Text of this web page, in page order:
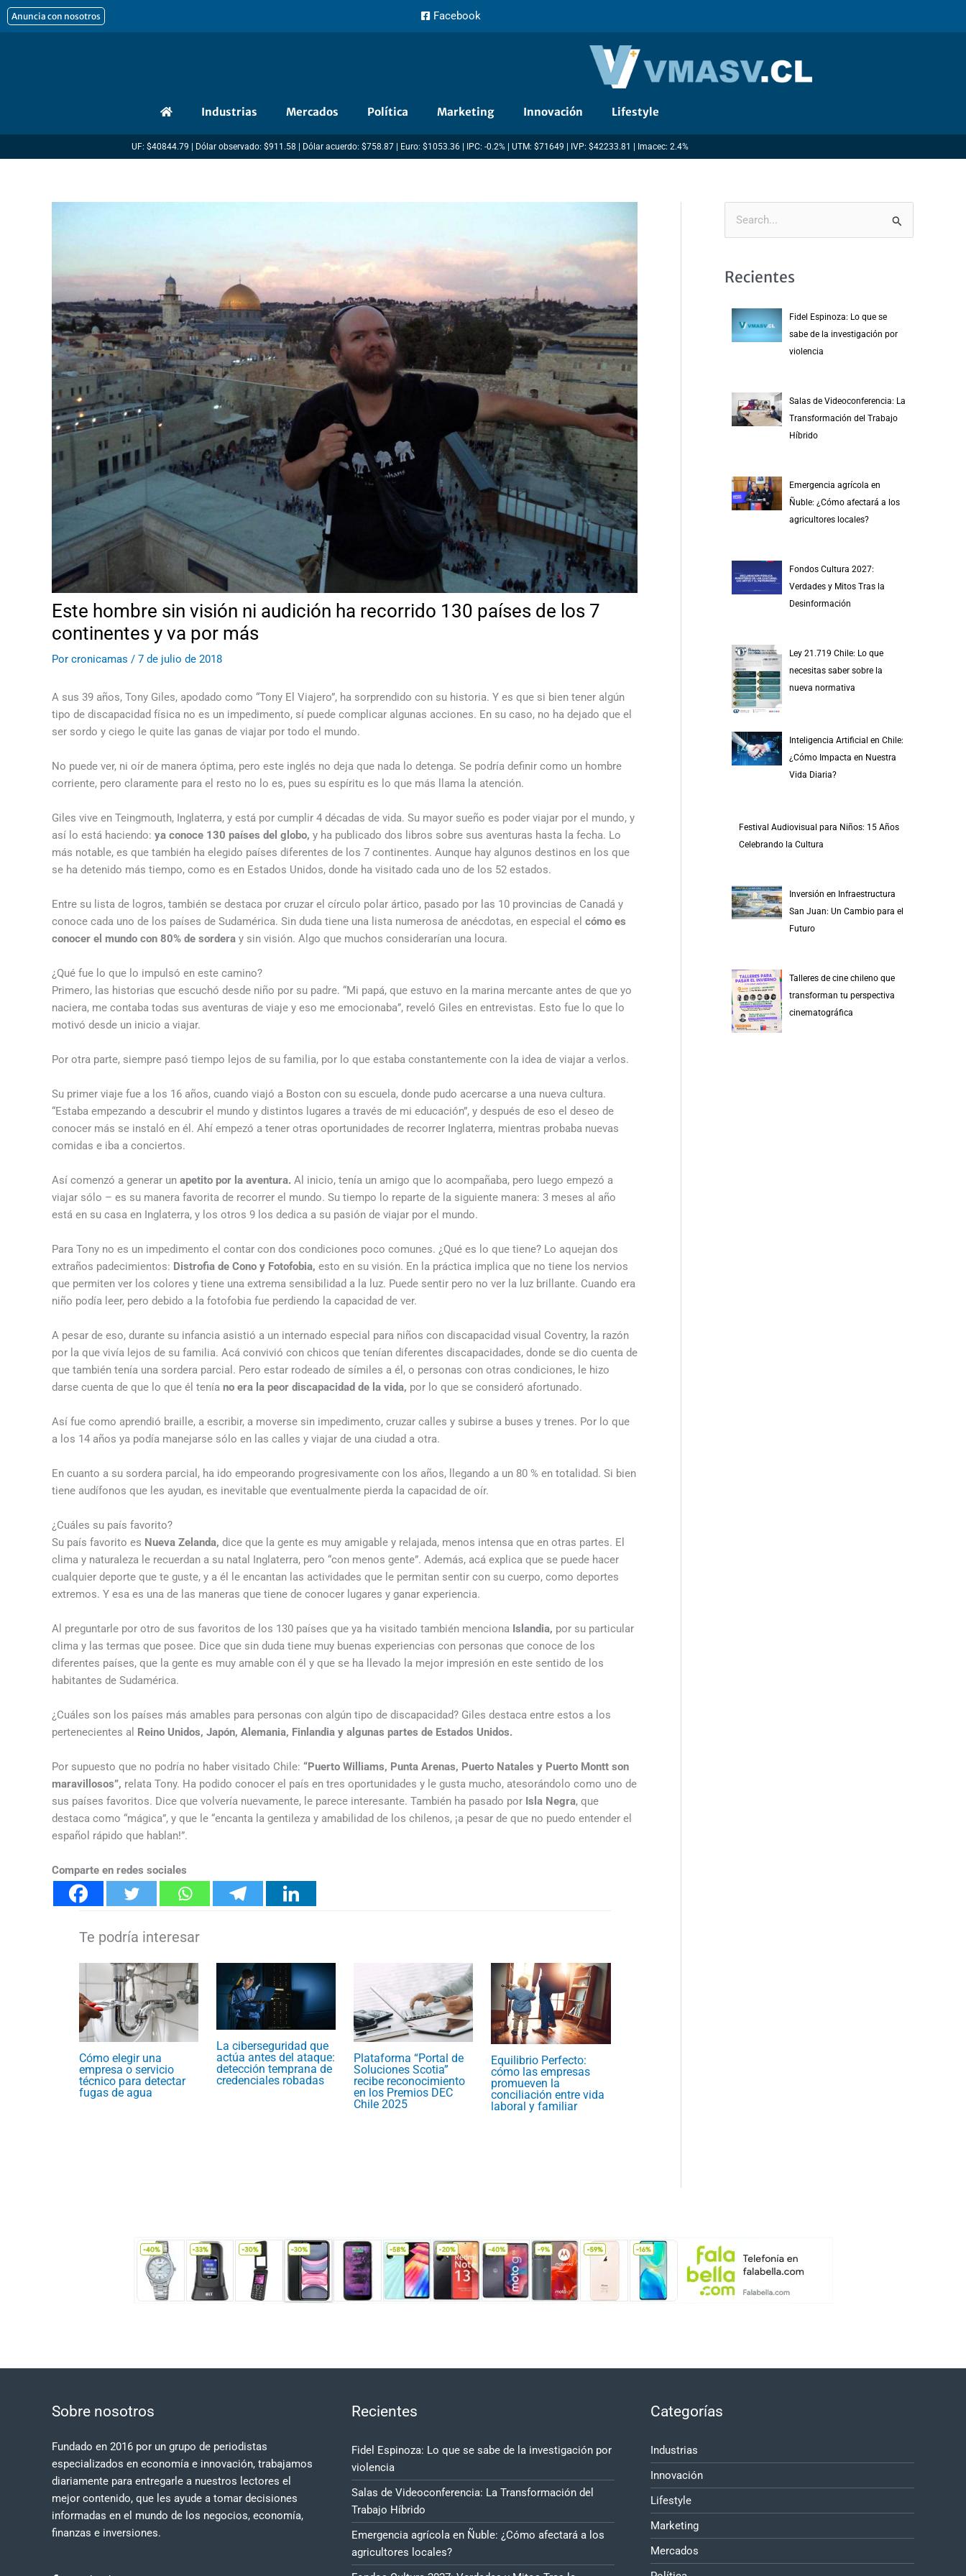
al
Anuncia con nosotros Facebook
Industrias Mercados Política Marketing Innovación Lifestyle
UF: $40844.79 | Dólar observado: $911.58 | Dólar acuerdo: $758.87 | Euro: $1053.36 | IPC: -0.2% | UTM: $71649 | IVP: $42233.81 | Imacec: 2.4%
Este hombre sin visión ni audición ha recorrido 130 países de los 7
continentes y va por más
Por cronicamas / 7 de julio de 2018
A sus 39 años, Tony Giles, apodado como “Tony El Viajero”, ha sorprendido con su historia. Y es que si bien tener algún
tipo de discapacidad física no es un impedimento, sí puede complicar algunas acciones. En su caso, no ha dejado que el
ser sordo y ciego le quite las ganas de viajar por todo el mundo.
No puede ver, ni oír de manera óptima, pero este inglés no deja que nada lo detenga. Se podría definir como un hombre
corriente, pero claramente para el resto no lo es, pues su espíritu es lo que más llama la atención.
Giles vive en Teingmouth, Inglaterra, y está por cumplir 4 décadas de vida. Su mayor sueño es poder viajar por el mundo, y
así lo está haciendo: ya conoce 130 países del globo, y ha publicado dos libros sobre sus aventuras hasta la fecha. Lo
más notable, es que también ha elegido países diferentes de los 7 continentes. Aunque hay algunos destinos en los que
se ha detenido más tiempo, como es en Estados Unidos, donde ha visitado cada uno de los 52 estados.
Entre su lista de logros, también se destaca por cruzar el círculo polar ártico, pasado por las 10 provincias de Canadá y
conoce cada uno de los países de Sudamérica. Sin duda tiene una lista numerosa de anécdotas, en especial el cómo es
conocer el mundo con 80% de sordera y sin visión. Algo que muchos considerarían una locura.
¿Qué fue lo que lo impulsó en este camino?
Primero, las historias que escuchó desde niño por su padre. “Mi papá, que estuvo en la marina mercante antes de que yo
naciera, me contaba todas sus aventuras de viaje y eso me emocionaba”, reveló Giles en entrevistas. Esto fue lo que lo
motivó desde un inicio a viajar.
Por otra parte, siempre pasó tiempo lejos de su familia, por lo que estaba constantemente con la idea de viajar a verlos.
Su primer viaje fue a los 16 años, cuando viajó a Boston con su escuela, donde pudo acercarse a una nueva cultura.
“Estaba empezando a descubrir el mundo y distintos lugares a través de mi educación”, y después de eso el deseo de
conocer más se instaló en él. Ahí empezó a tener otras oportunidades de recorrer Inglaterra, mientras probaba nuevas
comidas e iba a conciertos.
Así comenzó a generar un apetito por la aventura. Al inicio, tenía un amigo que lo acompañaba, pero luego empezó a
viajar sólo – es su manera favorita de recorrer el mundo. Su tiempo lo reparte de la siguiente manera: 3 meses al año
está en su casa en Inglaterra, y los otros 9 los dedica a su pasión de viajar por el mundo.
Para Tony no es un impedimento el contar con dos condiciones poco comunes. ¿Qué es lo que tiene? Lo aquejan dos
extraños padecimientos: Distrofia de Cono y Fotofobia, esto en su visión. En la práctica implica que no tiene los nervios
que permiten ver los colores y tiene una extrema sensibilidad a la luz. Puede sentir pero no ver la luz brillante. Cuando era
niño podía leer, pero debido a la fotofobia fue perdiendo la capacidad de ver.
A pesar de eso, durante su infancia asistió a un internado especial para niños con discapacidad visual Coventry, la razón
por la que vivía lejos de su familia. Acá convivió con chicos que tenían diferentes discapacidades, donde se dio cuenta de
que también tenía una sordera parcial. Pero estar rodeado de símiles a él, o personas con otras condiciones, le hizo
darse cuenta de que lo que él tenía no era la peor discapacidad de la vida, por lo que se consideró afortunado.
Así fue como aprendió braille, a escribir, a moverse sin impedimento, cruzar calles y subirse a buses y trenes. Por lo que
a los 14 años ya podía manejarse sólo en las calles y viajar de una ciudad a otra.
En cuanto a su sordera parcial, ha ido empeorando progresivamente con los años, llegando a un 80 % en totalidad. Si bien
tiene audífonos que les ayudan, es inevitable que eventualmente pierda la capacidad de oír.
¿Cuáles su país favorito?
Su país favorito es Nueva Zelanda, dice que la gente es muy amigable y relajada, menos intensa que en otras partes. El
clima y naturaleza le recuerdan a su natal Inglaterra, pero “con menos gente”. Además, acá explica que se puede hacer
cualquier deporte que te guste, y a él le encantan las actividades que le permitan sentir con su cuerpo, como deportes
extremos. Y esa es una de las maneras que tiene de conocer lugares y ganar experiencia.
Al preguntarle por otro de sus favoritos de los 130 países que ya ha visitado también menciona Islandia, por su particular
clima y las termas que posee. Dice que sin duda tiene muy buenas experiencias con personas que conoce de los
diferentes países, que la gente es muy amable con él y que se ha llevado la mejor impresión en este sentido de los
habitantes de Sudamérica.
¿Cuáles son los países más amables para personas con algún tipo de discapacidad? Giles destaca entre estos a los
pertenecientes al Reino Unidos, Japón, Alemania, Finlandia y algunas partes de Estados Unidos.
Por supuesto que no podría no haber visitado Chile: “Puerto Williams, Punta Arenas, Puerto Natales y Puerto Montt son
maravillosos”, relata Tony. Ha podido conocer el país en tres oportunidades y le gusta mucho, atesorándolo como uno de
sus países favoritos. Dice que volvería nuevamente, le parece interesante. También ha pasado por Isla Negra, que
destaca como “mágica”, y que le “encanta la gentileza y amabilidad de los chilenos, ¡a pesar de que no puedo entender el
español rápido que hablan!”.
Comparte en redes sociales
Cómo elegir una
empresa o servicio
técnico para detectar
fugas de agua
La ciberseguridad que
actúa antes del ataque:
detección temprana de
credenciales robadas
Plataforma “Portal de
Soluciones Scotia”
recibe reconocimiento
en los Premios DEC
Chile 2025
Equilibrio Perfecto:
cómo las empresas
promueven la
conciliación entre vida
laboral y familiar
Recientes
Fidel Espinoza: Lo que se
sabe de la investigación por
violencia
Salas de Videoconferencia: La
Transformación del Trabajo
Híbrido
Emergencia agrícola en
Ñuble: ¿Cómo afectará a los
agricultores locales?
Fondos Cultura 2027:
Verdades y Mitos Tras la
Desinformación
Ley 21.719 Chile: Lo que
necesitas saber sobre la
nueva normativa
Inteligencia Artificial en Chile:
¿Cómo Impacta en Nuestra
Vida Diaria?
Festival Audiovisual para Niños: 15 Años
Celebrando la Cultura
Inversión en Infraestructura
San Juan: Un Cambio para el
Futuro
Talleres de cine chileno que
transforman tu perspectiva
cinematográfica
Sobre nosotros
Fundado en 2016 por un grupo de periodistas
especializados en economía e innovación, trabajamos
diariamente para entregarle a nuestros lectores el
mejor contenido, que les ayude a tomar decisiones
informadas en el mundo de los negocios, economía,
finanzas e inversiones.
Recientes
Fidel Espinoza: Lo que se sabe de la investigación por
violencia
Salas de Videoconferencia: La Transformación del
Trabajo Híbrido
Emergencia agrícola en Ñuble: ¿Cómo afectará a los
agricultores locales?
Categorías
Industrias
Innovación
Lifestyle
Marketing
Mercados